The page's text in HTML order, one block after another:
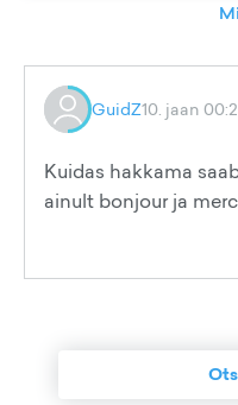
GuidZ10. jaan
Kuidas hakkama
ainult bonjour ja